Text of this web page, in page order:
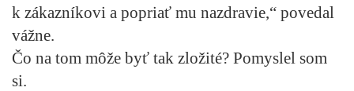
k zákazníkovi a popriať mu nazdravie,“ povedal
vážne.
Čo na tom môže byť tak zložité? Pomyslel som
si.